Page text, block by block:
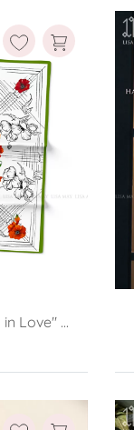
Love" ...
ruột